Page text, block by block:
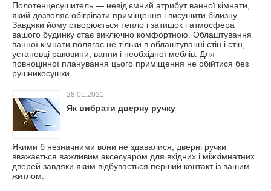
Полотенцесушитель — невід'ємний атрибут ванної кімнати,
який дозволяє обігрівати приміщення і висушити білизну.
Завдяки йому створюється тепло і затишок і атмосфера
вашого будинку стає виключно комфортною. Облаштування
ванної кімнати полягає не тільки в облаштуванні стін і стін,
установці раковини, ванни і необхідної меблів. Для
повноцінної планування цього приміщення не обійтися без
рушникосушки.
28.01.2021
Як вибрати дверну ручку
Якими б незначними вони не здавалися, дверні ручки
вважається важливим аксесуаром для вхідних і міжкімнатних
дверей завдяки яким відбувається перший контакт із вашим
житлом.